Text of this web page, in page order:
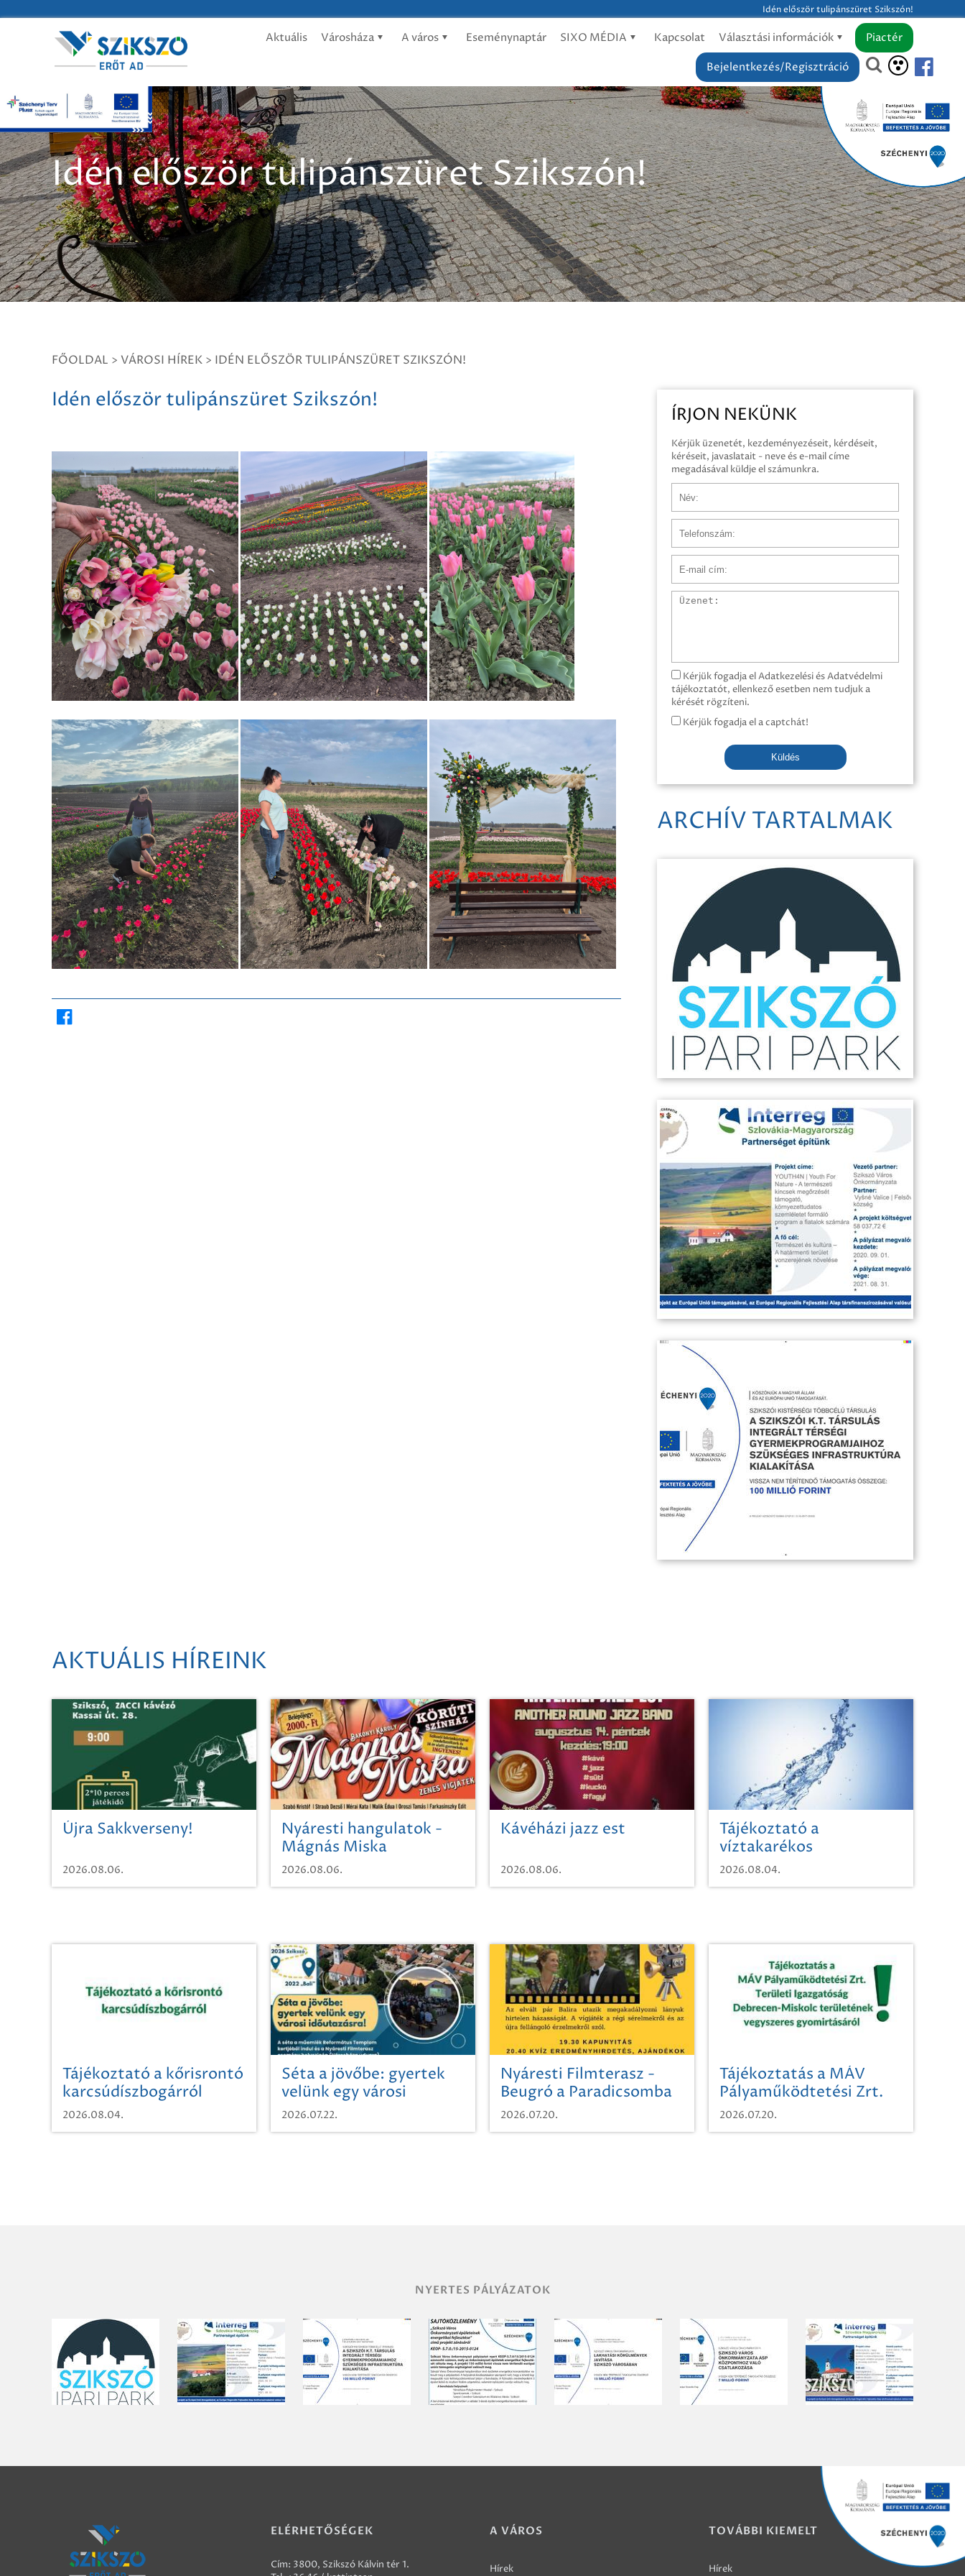
Idén először tulipánszüret Szikszón!
Aktuális Városháza A város Eseménynaptár SIXO MÉDIA Kapcsolat Választási információk
Piactér
Bejelentkezés/Regisztráció
Idén először tulipánszüret Szikszón!
FŐOLDAL > VÁROSI HÍREK > IDÉN ELŐSZÖR TULIPÁNSZÜRET SZIKSZÓN!
Idén először tulipánszüret Szikszón!
ÍRJON NEKÜNK
Kérjük üzenetét, kezdeményezéseit, kérdéseit,
kéréseit, javaslatait - neve és e-mail címe
megadásával küldje el számunkra.
Üzenet
Kérjük fogadja el Adatkezelési és Adatvédelmi
tájékoztatót, ellenkező esetben nem tudjuk a
kérését rögzíteni.
Kérjük fogadja el a captchát!
Küldés
ARCHÍV TARTALMAK
AKTUÁLIS HÍREINK
Újra Sakkverseny!
2026.08.06.
Nyáresti hangulatok -
Mágnás Miska
2026.08.06.
Kávéházi jazz est
2026.08.06.
Tájékoztató a
víztakarékos
vízhasználatról
2026.08.04.
Tájékoztató a kőrisrontó
karcsúdíszbogárról
2026.08.04.
Séta a jövőbe: gyertek
velünk egy városi
időutazásra!
2026.07.22.
Nyáresti Filmterasz -
Beugró a Paradicsomba
2026.07.20.
Tájékoztatás a MÁV
Pályaműködtetési Zrt.
Területi Igazgatóság
Debrecen-Miskolc
2026.07.20.
NYERTES PÁLYÁZATOK
ELÉRHETŐSÉGEK
Cím: 3800, Szikszó Kálvin tér 1.
A VÁROS
Hírek
TOVÁBBI KIEMELT
Hírek